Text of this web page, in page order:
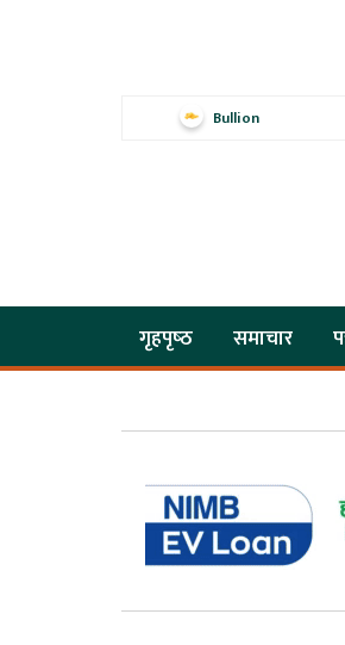
Bullion
गृहपृष्‍ठ समाचार